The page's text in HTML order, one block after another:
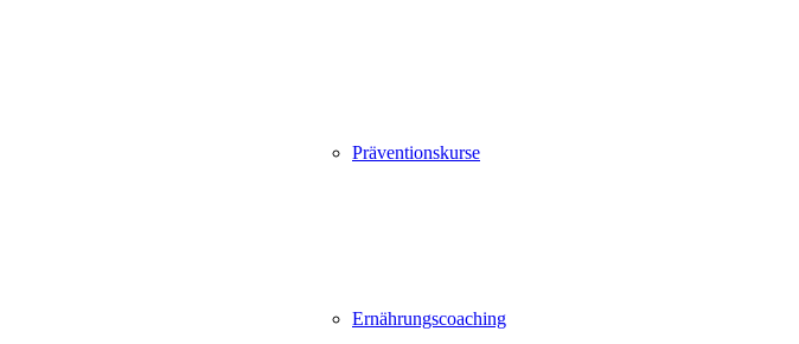
Präventionskurse
Ernährungscoaching